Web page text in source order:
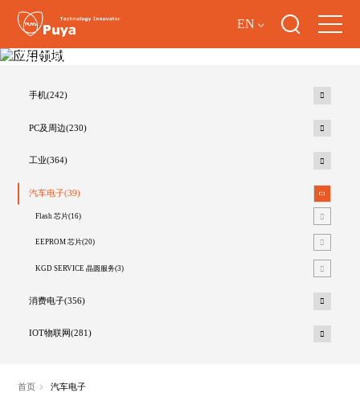
EN
应用领域
手机(242)
PC及周边(230)
工业(364)
汽车电子(39)
Flash 芯片(16)
EEPROM 芯片(20)
KGD SERVICE 晶圆服务(3)
消费电子(356)
IOT物联网(281)
首页 汽车电子